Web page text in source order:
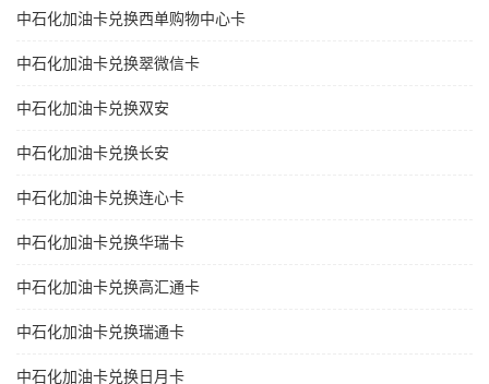
中石化加油卡兑换西单购物中心卡
中石化加油卡兑换翠微信卡
中石化加油卡兑换双安
中石化加油卡兑换长安
中石化加油卡兑换连心卡
中石化加油卡兑换华瑞卡
中石化加油卡兑换高汇通卡
中石化加油卡兑换瑞通卡
中石化加油卡兑换日月卡